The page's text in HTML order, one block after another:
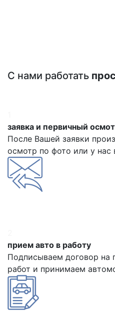
С нами работать
заявка и первичный
После Вашей заявки
осмотр по фото или у нас
прием авто в работу
Подписываем договор на
работ и принимаем